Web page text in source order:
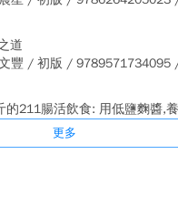
道
豐 / 初版 / 9789571734095
的211腸活飲食: 用低鹽麴醬,
譯 / 晴好出版 / 初版 /
更多